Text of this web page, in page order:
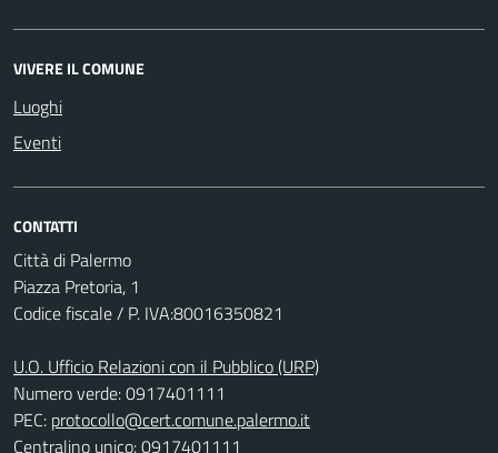
VIVERE IL COMUNE
Luoghi
Eventi
CONTATTI
Città di Palermo
Piazza Pretoria, 1
Codice fiscale / P. IVA:80016350821
U.O. Ufficio Relazioni con il Pubblico (URP)
Numero verde: 0917401111
PEC: protocollo@cert.comune.palermo.it
Centralino unico: 0917401111